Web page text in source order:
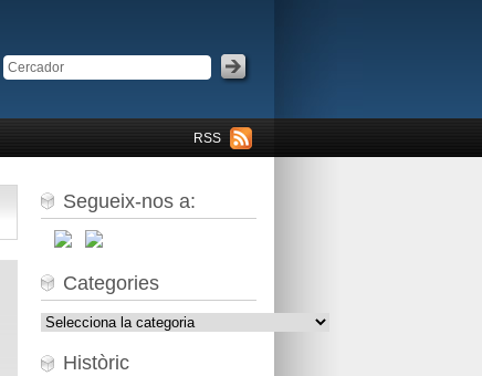
RSS
Segueix-nos a:
Categories
Categories
Històric